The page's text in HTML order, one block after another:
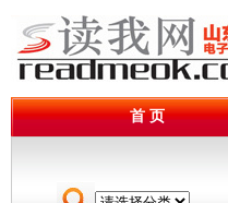
首 页